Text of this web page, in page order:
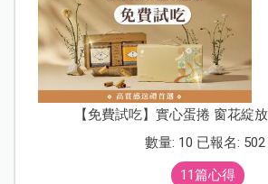
【免費試吃】實心蛋捲 窗花綻
數量: 10 已報名: 502
11篇心得